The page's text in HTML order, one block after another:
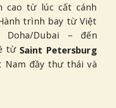
cao từ lúc cất cánh
trình bay từ Việt
Dubai – đến
từ Saint Petersburg
Nam đầy thư thái và